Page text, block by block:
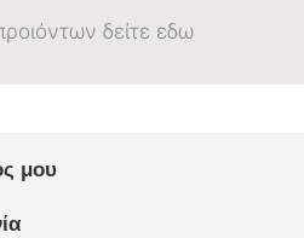
δείτε εδω
μου